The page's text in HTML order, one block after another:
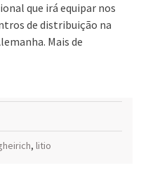
que irá equipar nos
de distribuição na
Mais de
, litio